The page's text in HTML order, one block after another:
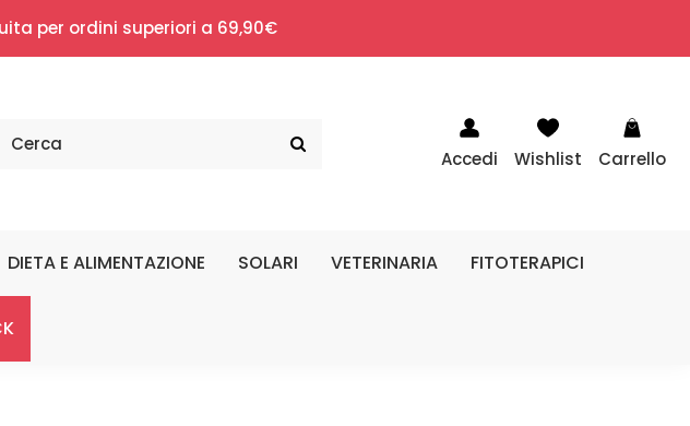
per ordini superiori a 69,90€
Accedi Wishlist Carrello
DIETA E ALIMENTAZIONE SOLARI VETERINARIA FITOTERAPICI